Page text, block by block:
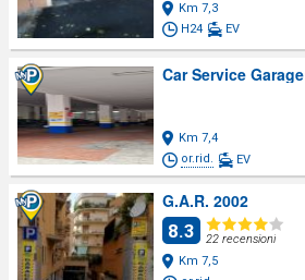
Km 7,3
H24
EV
Car Service Garage
Km 7,4
or.rid.
EV
G.A.R. 2002
8.3
22 recensioni
Km 7,5